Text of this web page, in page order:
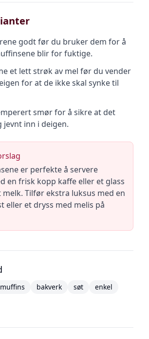
godt før du bruker dem for å
blir for fuktige.
et lett strøk av mel før du vender
for at de ikke skal synke til
smør for å sikre at det
jevnt inn i deigen.
er perfekte å servere
en frisk kopp kaffe eller et glass
melk. Tilfør ekstra luksus med en
eller et dryss med melis på
muffins bakverk søt
enkel